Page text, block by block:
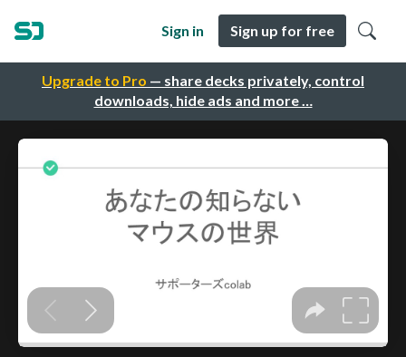
Upgrade to Pro — share decks privately, control
downloads, hide ads and more …
Sign in Sign up for free